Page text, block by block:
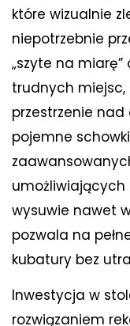
które wizualnie
niepotrzebnie
„szyte na
trudnych miejsc,
przestrzenie
pojemne
umożliwiających
wysuwie nawet
pozwala na
kubatury bez
Inwestycja w
rozwiązaniem